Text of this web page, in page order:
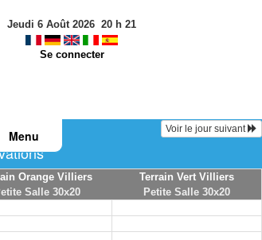
Jeudi 6 Août 2026 20 h 21
Se connecter
Menu Voir le jour suivant
Orange Villiers
Salle 30x20
Terrain Vert Villiers
Petite Salle 30x20